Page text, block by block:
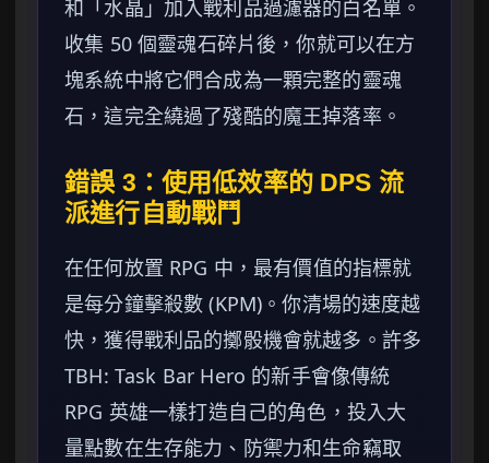
和「水晶」加入戰利品過濾器的白名單。
收集 50 個靈魂石碎片後，你就可以在方
塊系統中將它們合成為一顆完整的靈魂
石，這完全繞過了殘酷的魔王掉落率。
錯誤 3：使用低效率的 DPS 流
派進行自動戰鬥
在任何放置 RPG 中，最有價值的指標就
是每分鐘擊殺數 (KPM)。你清場的速度越
快，獲得戰利品的擲骰機會就越多。許多
TBH: Task Bar Hero 的新手會像傳統
RPG 英雄一樣打造自己的角色，投入大
量點數在生存能力、防禦力和生命竊取